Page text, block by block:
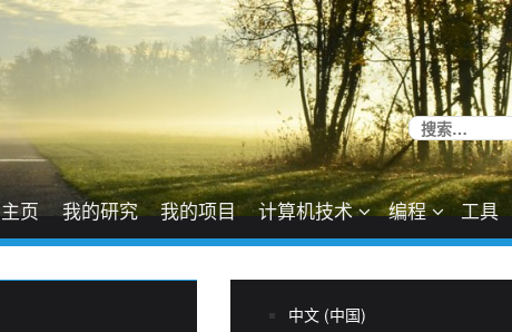
主页 我的研究 我的项目 计算机技术 编程 工具
中文 (中国)